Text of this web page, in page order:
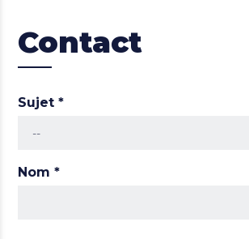
Contact
Sujet*
--
Nom*